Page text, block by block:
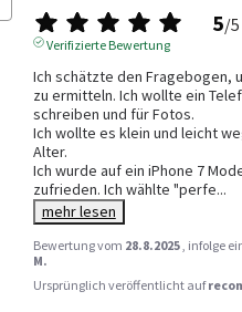
5/5
Verifizierte Bewertung
Ich schätzte den Fragebogen,
zu ermitteln. Ich wollte ein
schreiben und für Fotos.
Ich wollte es klein und leicht
Alter.
Ich wurde auf ein iPhone 7
zufrieden. Ich wählte "perfe...
mehr lesen
Bewertung vom 28.8.2025 , infolge
M.
Ursprünglich veröffentlicht auf